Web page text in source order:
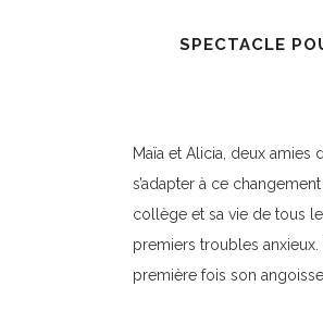
SPECTACLE
Maïa et Alicia, deux amies
s’adapter à ce
collège et sa vie de tous
premiers troubles anxieux.
première fois son